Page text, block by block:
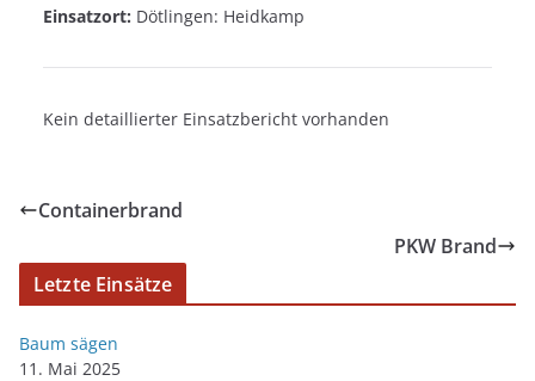
Einsatzort: Dötlingen: Heidkamp
Kein detaillierter Einsatzbericht vorhanden
Containerbrand
PKW Brand
Letzte Einsätze
Baum sägen
11. Mai 2025